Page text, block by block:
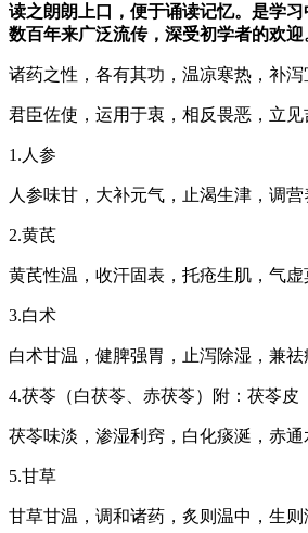
读之朗朗上口，便于诵读记忆。是学习
数百年来广泛流传，深受初学者的欢迎
诸药之性，各有其功，温凉寒热，补泻
君臣佐使，运用于衷，相反畏恶，立见
1.人参
人参味甘，大补元气，止渴生津，调营
2.黄芪
黄芪性温，收汗固表，托疮生肌，气虚
3.白术
白术甘温，健脾强胃，止泻除湿，兼祛
4.茯苓（白茯苓、赤茯苓）附：茯苓皮
茯苓味淡，渗湿利窍，白化痰涎，赤通
5.甘草
甘草甘温，调和诸药，炙则温中，生则